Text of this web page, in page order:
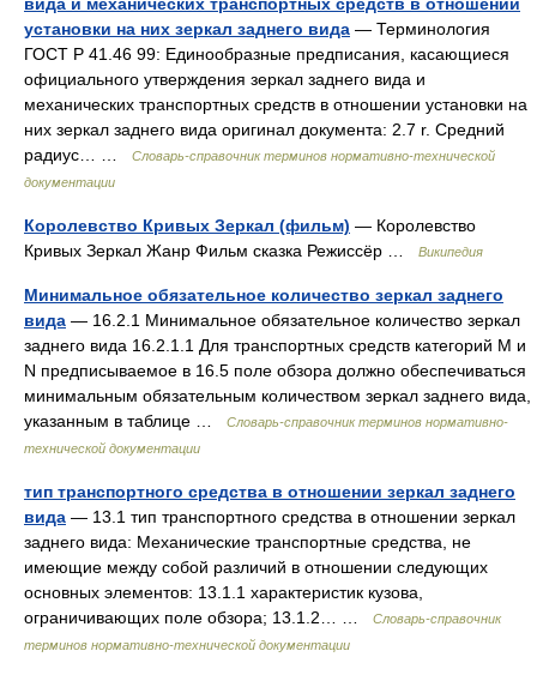
установки на них зеркал заднего вида — Терминология
ГОСТ Р 41.46 99: Единообразные предписания, касающиеся
официального утверждения зеркал заднего вида и
механических транспортных средств в отношении установки на
них зеркал заднего вида оригинал документа: 2.7 r. Средний
радиус… …
Словарь-справочник терминов нормативно-технической
документации
Королевство Кривых Зеркал (фильм) — Королевство
Кривых Зеркал Жанр Фильм сказка Режиссёр …
Википедия
Минимальное обязательное количество зеркал заднего
вида — 16.2.1 Минимальное обязательное количество зеркал
заднего вида 16.2.1.1 Для транспортных средств категорий М и
N предписываемое в 16.5 поле обзора должно обеспечиваться
минимальным обязательным количеством зеркал заднего вида,
указанным в таблице …
Словарь-справочник терминов нормативно-
технической документации
тип транспортного средства в отношении зеркал заднего
вида — 13.1 тип транспортного средства в отношении зеркал
заднего вида: Механические транспортные средства, не
имеющие между собой различий в отношении следующих
основных элементов: 13.1.1 характеристик кузова,
ограничивающих поле обзора; 13.1.2… …
Словарь-справочник
терминов нормативно-технической документации